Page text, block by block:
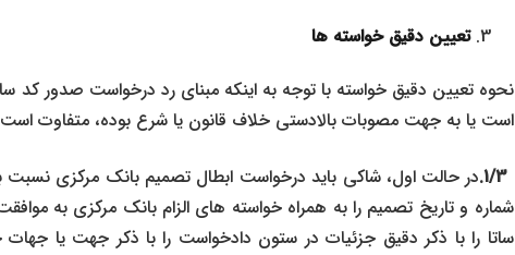
تعیین دقیق خواسته ها
نحوه تعیین دقیق خواسته با توجه به اینکه مبنای رد درخواست صدور کد ساتا
است یا به جهت مصوبات بالادستی خلاف قانون یا شرع بوده، متفاوت
1/3. در حالت اول، شاکی باید درخواست ابطال تصمیم بانک مرکزی نسبت
شماره و تاریخ تصمیم را به همراه خواسته های الزام بانک مرکزی به
ساتا را با ذکر دقیق جزئیات در ستون دادخواست را با ذکر جهت یا